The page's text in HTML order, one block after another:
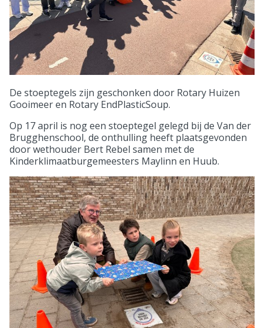
De stoeptegels zijn geschonken door Rotary Huizen
Gooimeer en Rotary EndPlasticSoup.
Op 17 april is nog een stoeptegel gelegd bij de Van der
Brugghenschool, de onthulling heeft plaatsgevonden
door wethouder Bert Rebel samen met de
Kinderklimaatburgemeesters Maylinn en Huub.